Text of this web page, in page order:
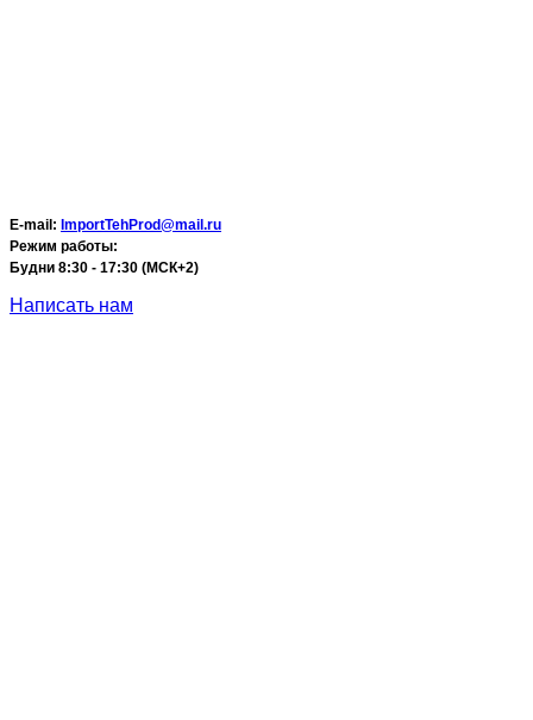
E-mail: ImportTehProd@mail.ru
Режим работы:
Будни 8:30 - 17:30 (МСК+2)
Написать нам